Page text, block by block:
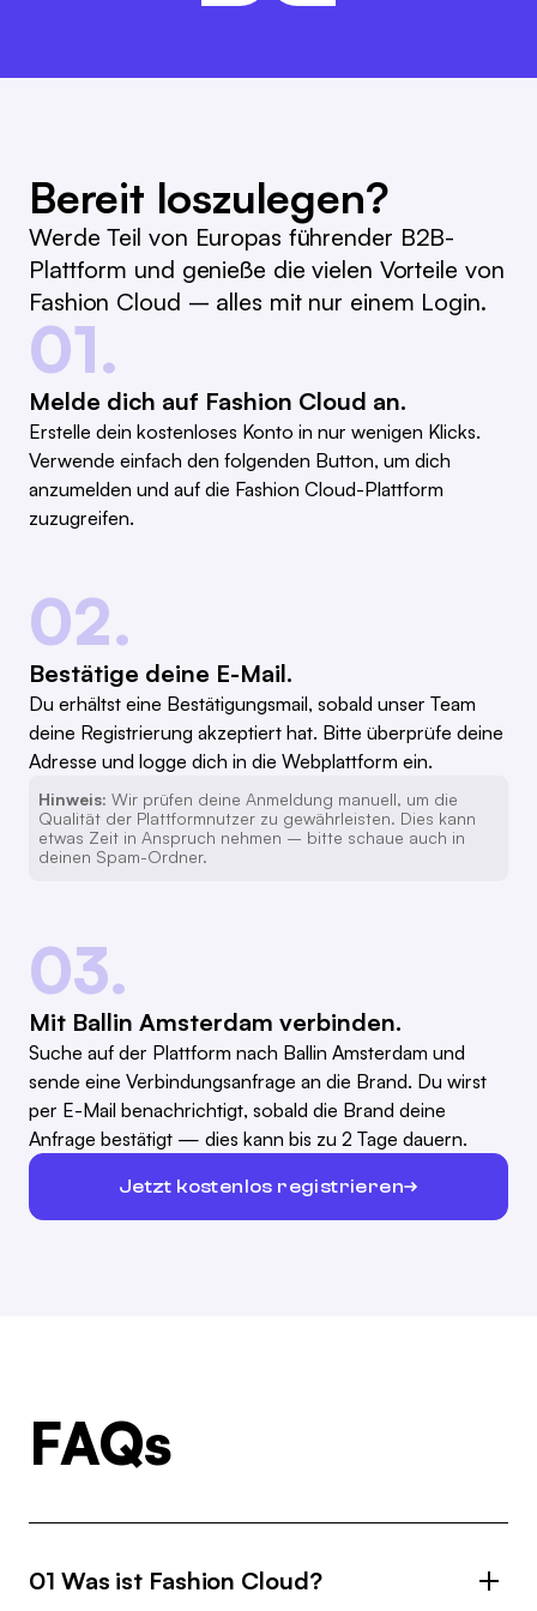
Bereit loszulegen?
Werde Teil von Europas führender B2B-
Plattform und genieße die vielen Vorteile von
Fashion Cloud – alles mit nur einem Login.
01.
Melde dich auf Fashion Cloud an.
Erstelle dein kostenloses Konto in nur wenigen Klicks.
Verwende einfach den folgenden Button, um dich
anzumelden und auf die Fashion Cloud-Plattform
zuzugreifen.
02.
Bestätige deine E-Mail.
Du erhältst eine Bestätigungsmail, sobald unser Team
deine Registrierung akzeptiert hat. Bitte überprüfe deine
Adresse und logge dich in die Webplattform ein.
Hinweis: Wir prüfen deine Anmeldung manuell, um die
Qualität der Plattformnutzer zu gewährleisten. Dies kann
etwas Zeit in Anspruch nehmen – bitte schaue auch in
deinen Spam-Ordner.
03.
Mit Ballin Amsterdam verbinden.
Suche auf der Plattform nach Ballin Amsterdam und
sende eine Verbindungsanfrage an die Brand. Du wirst
per E-Mail benachrichtigt, sobald die Brand deine
Anfrage bestätigt — dies kann bis zu 2 Tage dauern.
Jetzt kostenlos registrieren
FAQs
01 Was ist Fashion Cloud?